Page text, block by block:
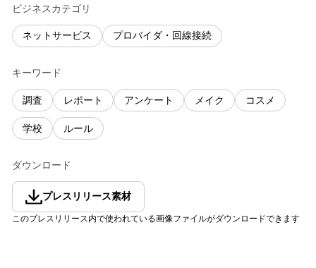
ビジネスカテゴリ
ネットサービス プロバイダ・回線接続
キーワード
調査 レポート アンケート メイク コスメ
学校 ルール
ダウンロード
プレスリリース素材
このプレスリリース内で使われている画像ファイルがダウンロードできます